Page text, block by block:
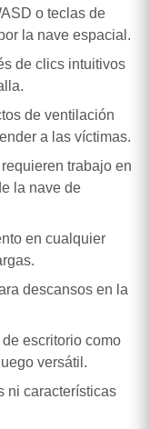
o teclas de
la nave espacial.
de clics intuitivos
de ventilación
a las víctimas.
trabajo en
la nave de
en cualquier
descansos en la
escritorio como
versátil.
ni características